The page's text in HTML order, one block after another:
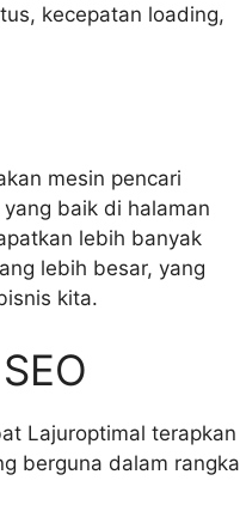
kecepatan loading,
mesin pencari
baik di halaman
lebih banyak
lebih besar, yang
kita.
Lajuroptimal terapkan
berguna dalam rangka